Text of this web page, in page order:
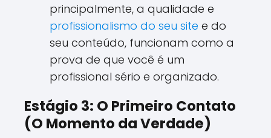
principalmente, a qualidade e
profissionalismo do seu site e do
seu conteúdo, funcionam como a
prova de que você é um
profissional sério e organizado.
Estágio 3: O Primeiro Contato
(O Momento da Verdade)